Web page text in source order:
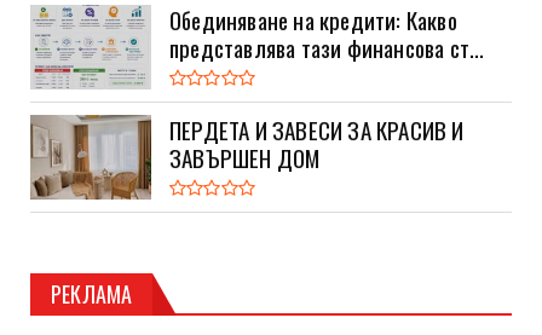
Обединяване на кредити: Какво
представлява тази финансова ст...
ПЕРДЕТА И ЗАВЕСИ ЗА КРАСИВ И
ЗАВЪРШЕН ДОМ
РЕКЛАМА